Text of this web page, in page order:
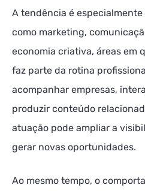
A tendência é
como marketing,
economia criativa, áreas em
faz parte da rotina
acompanhar empresas,
produzir conteúdo
atuação pode ampliar a
gerar novas oportunidades.
Ao mesmo tempo, o